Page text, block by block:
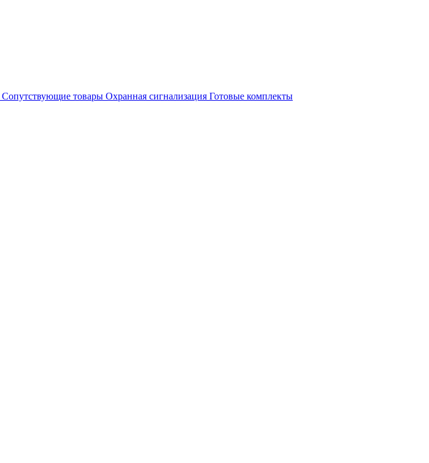
Сопутствующие товары Охранная сигнализация Готовые комплекты